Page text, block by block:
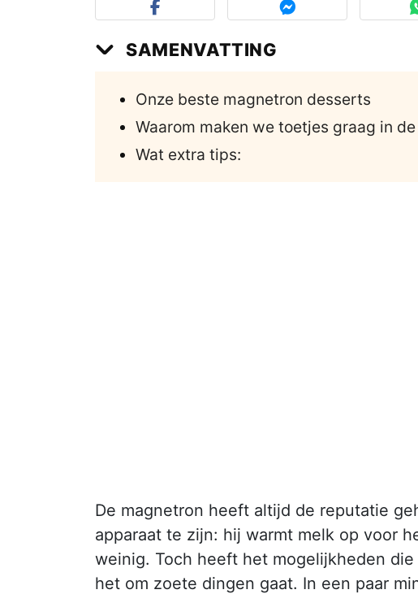
SAMENVATTING
Onze beste magnetron desserts
Waarom maken we toetjes graag in
Wat extra tips:
De magnetron heeft altijd de reputatie
apparaat te zijn: hij warmt melk op voor
weinig. Toch heeft het mogelijkheden
het om zoete dingen gaat. In een paar